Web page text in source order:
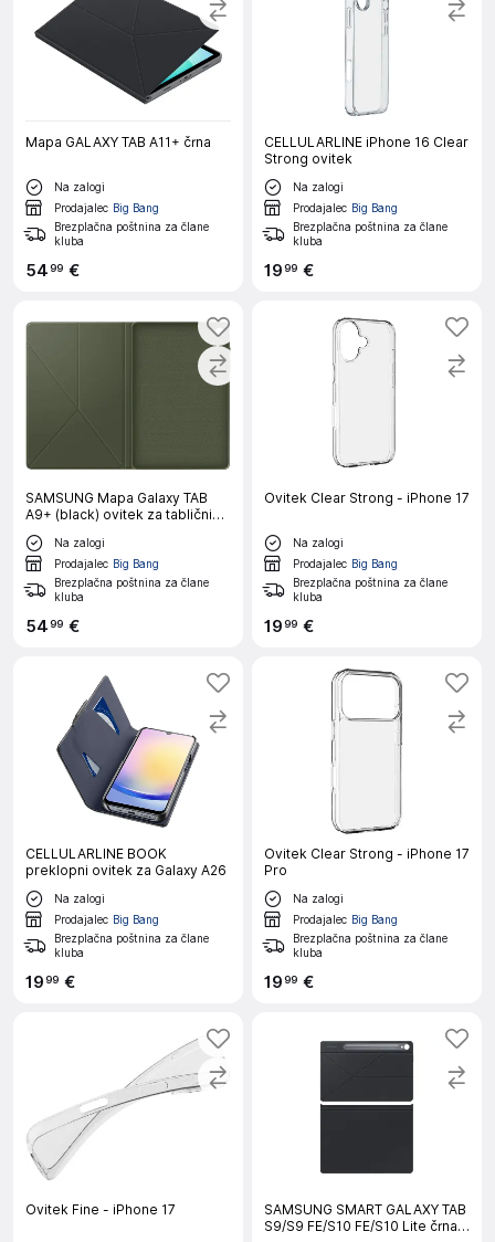
Mapa GALAXY TAB A11+ črna
Na zalogi
Prodajalec Big Bang
Brezplačna poštnina za člane
kluba
5499 €
CELLULARLINE iPhone 16 Clear
Strong ovitek
Na zalogi
Prodajalec Big Bang
Brezplačna poštnina za člane
kluba
1999 €
SAMSUNG Mapa Galaxy TAB
A9+ (black) ovitek za tablični
računalnik
Na zalogi
Prodajalec Big Bang
Brezplačna poštnina za člane
kluba
5499 €
Ovitek Clear Strong - iPhone 17
Na zalogi
Prodajalec Big Bang
Brezplačna poštnina za člane
kluba
1999 €
CELLULARLINE BOOK
preklopni ovitek za Galaxy A26
Na zalogi
Prodajalec Big Bang
Brezplačna poštnina za člane
kluba
1999 €
Ovitek Clear Strong - iPhone 17
Pro
Na zalogi
Prodajalec Big Bang
Brezplačna poštnina za člane
kluba
1999 €
Ovitek Fine - iPhone 17
SAMSUNG SMART GALAXY TAB
S9/S9 FE/S10 FE/S10 Lite črna